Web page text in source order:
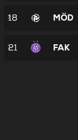
18 MÖD
21 FAK